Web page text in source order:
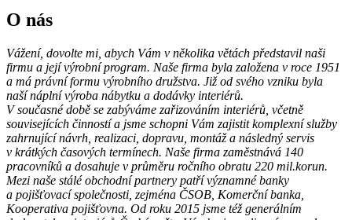
O nás
Vážení, dovolte mi, abych Vám v několika větách představil naši
firmu a její výrobní program. Naše firma byla založena v roce 1951
a má právní formu výrobního družstva. Již od svého vzniku byla
naší náplní výroba nábytku a dodávky interiérů.
V současné době se zabýváme zařizováním interiérů, včetně
souvisejících činností a jsme schopni Vám zajistit komplexní služby
zahrnující návrh, realizaci, dopravu, montáž a následný servis
v krátkých časových termínech. Naše firma zaměstnává 140
pracovníků a dosahuje v průměru ročního obratu 220 mil.korun.
Mezi naše stálé obchodní partnery patří významné banky
a pojišťovací společnosti, zejména ČSOB, Komerční banka,
Kooperativa pojišťovna. Od roku 2015 jsme též generálním